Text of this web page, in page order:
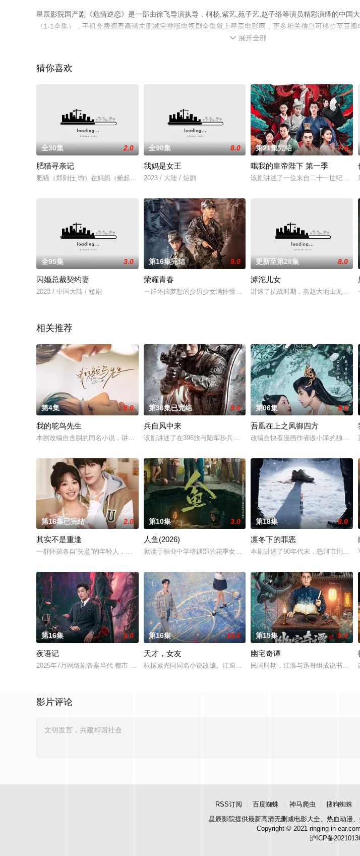
星辰影院国产剧《危情逆恋》是一部由徐飞导演执导，柯杨,紫艺,苑子艺,赵子络等演员精彩演绎的中国
（1-1全集），手机免费观看高清未删减完整版电视剧全集就上星辰电影网，更多相关信息可移步至豆
 展开全部
猜你喜欢
全30集 2.0
肥猫寻亲记
肥猫（郑则仕 饰）在妈妈（鲍起静 饰）撤手人寰后，遵照遗嘱去寻找早年被母亲遗弃的弟妹，茫茫人海，寻亲
全90集 8.0
我妈是女王
2023 / 大陆 / 短剧
第21集完结 7.0
哦我的皇帝陛下 第一季
该剧讲述了一位来自二十一世纪的
全95集 3.0
闪婚总裁契约妻
2023 / 中国大陆 / 短剧
第16集完结 9.0
荣耀青春
一群怀揣梦想的少男少女满怀憧憬地踏入军校，好胜心强却总是闹出事
更新至第28集 8.0
滹沱儿女
讲述了抗战时期，燕赵大地由无数滹
相关推荐
第4集 8.0
我的鸵鸟先生
本剧改编自含胭的同名小说，讲述了邻家女孩庞倩（苏晓彤 饰）与童年时因一场意外落下身体残缺的少年顾铭
第36集已完结 9.0
兵自风中来
该剧讲述了在396旅与陆军步兵学院联合举办的小型军事演习中，郭子剑
第06集 9.0
吾凰在上之凤御四方
改编自快看漫画作者嗷小泽的独家连
第16集已完结 2.0
其实不是重逢
一群怀揣各自“失意”的年轻人，在沿海小城南安相遇相知，他们决心各展所长创办旅行社。他们以当地的特色人
第10集 3.0
人鱼(2026)
就读于职业中学培训部的花季女生苏琳（黄杨钿甜 饰），虽自小被父母忽
第18集 8.0
凛冬下的罪恶
本剧讲述了90年代末，怒河市刑侦支
第16集 1.0
夜语记
2025年7月网络剧备案当代 都市 海南越酷文化传媒有限公司
第16集 10.0
天才，女友
根据素光同同名小说改编。江逾白长大以后，林知夏忽然对他说：“江逾
第15集 5.0
幽宅奇谭
民国时期，江淮与迅哥组成说书班子
影片评论
RSS订阅 百度蜘蛛 神马爬虫 搜狗蜘蛛
星辰影院提供最新高清无删减电影大全、热血动漫
Copyright © 2021 ringing-in-
沪ICP备